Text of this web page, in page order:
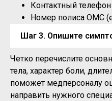
Контактный
Номер полиса ОМС
Шаг 3. Опишите
Четко перечислите
тела, характер боли,
поможет медперсоналу
направить нужного